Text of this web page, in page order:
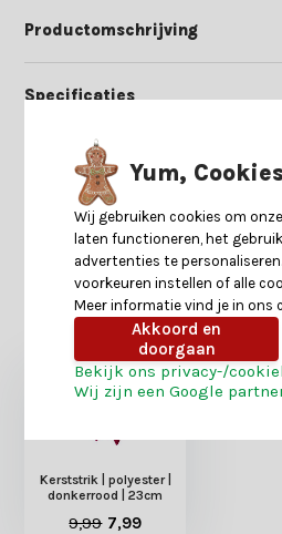
Productomschrijving
Specificaties
Reviews
Heb je nog interesse in deze
Kerststrik | polyester |
donkerrood | 23cm
9,99 7,99
Yum,
Wij gebruiken cookies om
laten functioneren, het
advertenties te
voorkeuren instellen of alle
Meer informatie vind je in ons
Akkoord en
doorgaan
Bekijk ons privacy-/
Wij zijn een Google